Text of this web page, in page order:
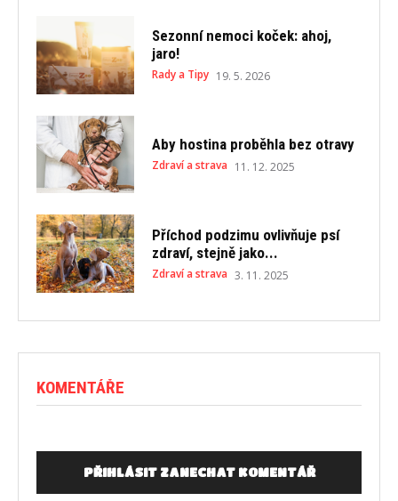
Sezonní nemoci koček: ahoj,
jaro!
Rady a Tipy 19. 5. 2026
Aby hostina proběhla bez otravy
Zdraví a strava 11. 12. 2025
Příchod podzimu ovlivňuje psí
zdraví, stejně jako...
Zdraví a strava 3. 11. 2025
KOMENTÁŘE
PŘIHLÁSIT ZANECHAT KOMENTÁŘ